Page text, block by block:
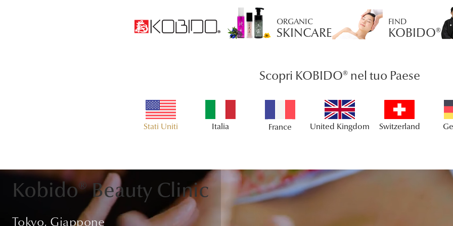
ORGANIC
SKINCARE
FIND
KOBIDO®
Scopri KOBIDO® nel tuo Paese
Switzerland Germany Spain
Kobido® Beauty Clinic
Tokyo, Giappone